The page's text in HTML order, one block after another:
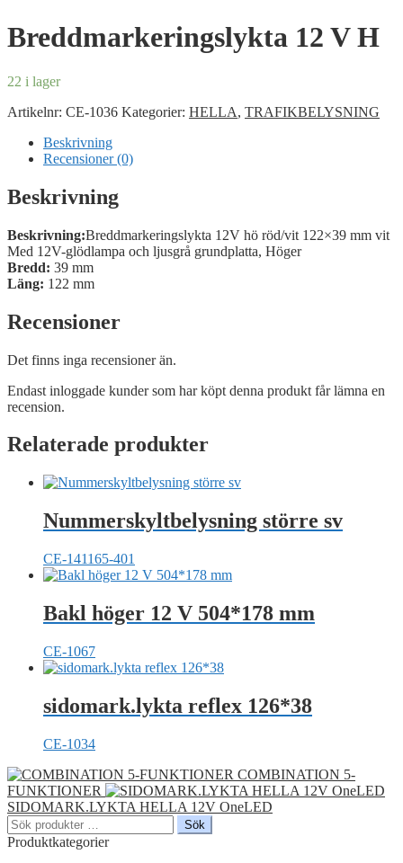
Breddmarkeringslykta 12 V H
22 i lager
Artikelnr: CE-1036 Kategorier: HELLA, TRAFIKBELYSNING
Beskrivning
Recensioner (0)
Beskrivning
Beskrivning:Breddmarkeringslykta 12V hö röd/vit 122×39 mm vit
Med 12V-glödlampa och ljusgrå grundplatta, Höger
Bredd: 39 mm
Läng: 122 mm
Recensioner
Det finns inga recensioner än.
Endast inloggade kunder som har köpt denna produkt får lämna en
recension.
Relaterade produkter
Nummerskyltbelysning större sv
CE-141165-401
Bakl höger 12 V 504*178 mm
CE-1067
sidomark.lykta reflex 126*38
CE-1034
COMBINATION 5-
FUNKTIONER
SIDOMARK.LYKTA HELLA 12V OneLED
Sök
efter:
Sök
Produktkategorier